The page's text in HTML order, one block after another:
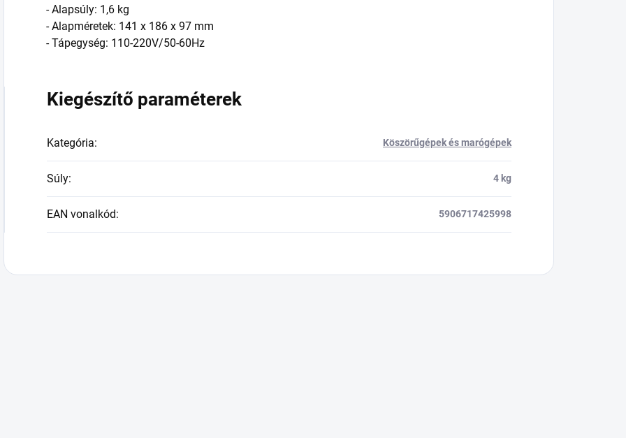
- Alapsúly: 1,6 kg
- Alapméretek: 141 x 186 x 97 mm
- Tápegység: 110-220V/50-60Hz
Kiegészítő paraméterek
Kategória: Köszörűgépek és marógépek
Súly: 4 kg
EAN vonalkód: 5906717425998